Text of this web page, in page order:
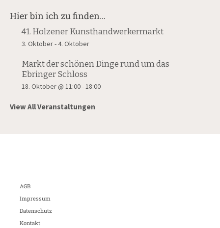
Hier bin ich zu finden…
41. Holzener Kunsthandwerkermarkt
3. Oktober-4. Oktober
Markt der schönen Dinge rund um das
Ebringer Schloss
18. Oktober @ 11:00-18:00
View All Veranstaltungen
AGB
Impressum
Datenschutz
Kontakt